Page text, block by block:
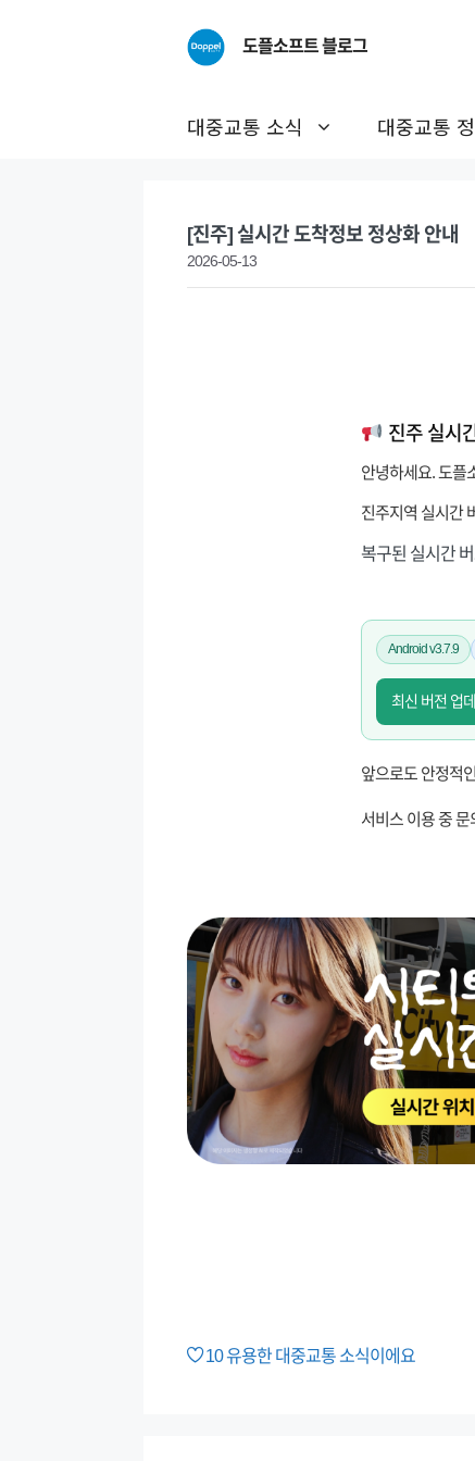
도플소프트 블로그
대중교통 소식 대중교통
[진주] 실시간 도착정보 정상화 안내
2026-05-13
진주 실시
안녕하세요. 도플
진주지역 실시간
복구된 실시간
Android v3.7.9
최신 버전 업
앞으로도 안정적
서비스 이용 중 문
10유용한 대중교통 소식이에요